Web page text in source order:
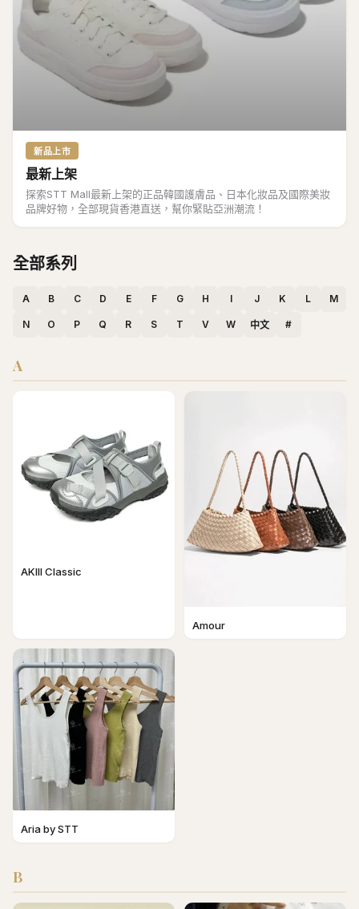
新品上市
最新上架
探索STT Mall最新上架的正品韓國護膚品、日本化妝品及國際美妝
品牌好物，全部現貨香港直送，幫你緊貼亞洲潮流！
全部系列
A B C D E F G H I J K L M
N O P Q R S T V W 中文 #
A
AKIII Classic
Amour
Aria by STT
B